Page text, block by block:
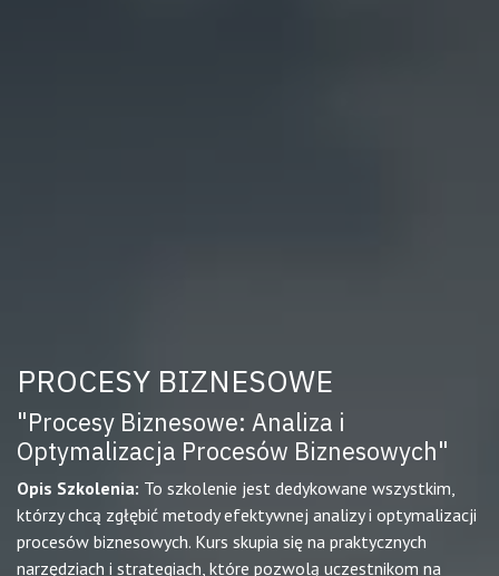
PROCESY BIZNESOWE
"Procesy Biznesowe: Analiza i
Optymalizacja Procesów Biznesowych"
Opis Szkolenia: To szkolenie jest dedykowane wszystkim,
którzy chcą zgłębić metody efektywnej analizy i optymalizacji
procesów biznesowych. Kurs skupia się na praktycznych
narzędziach i strategiach, które pozwolą uczestnikom na